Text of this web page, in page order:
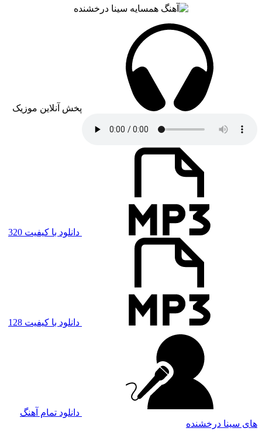
پخش آنلاین موزیک
دانلود با کیفیت 320
دانلود با کیفیت 128
دانلود تمام آهنگ
های سینا درخشنده